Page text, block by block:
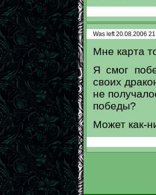
Was left 20.08.2006
Мне карта
Я смог
своих
не
победы?
Может как-